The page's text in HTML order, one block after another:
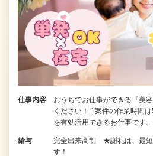
仕事内容
おうちでお仕事ができる『美
ください！ 1案件の作業時間
を有効活用できるお仕事です
給与
完全出来高制 ★謝礼は、最短
す！